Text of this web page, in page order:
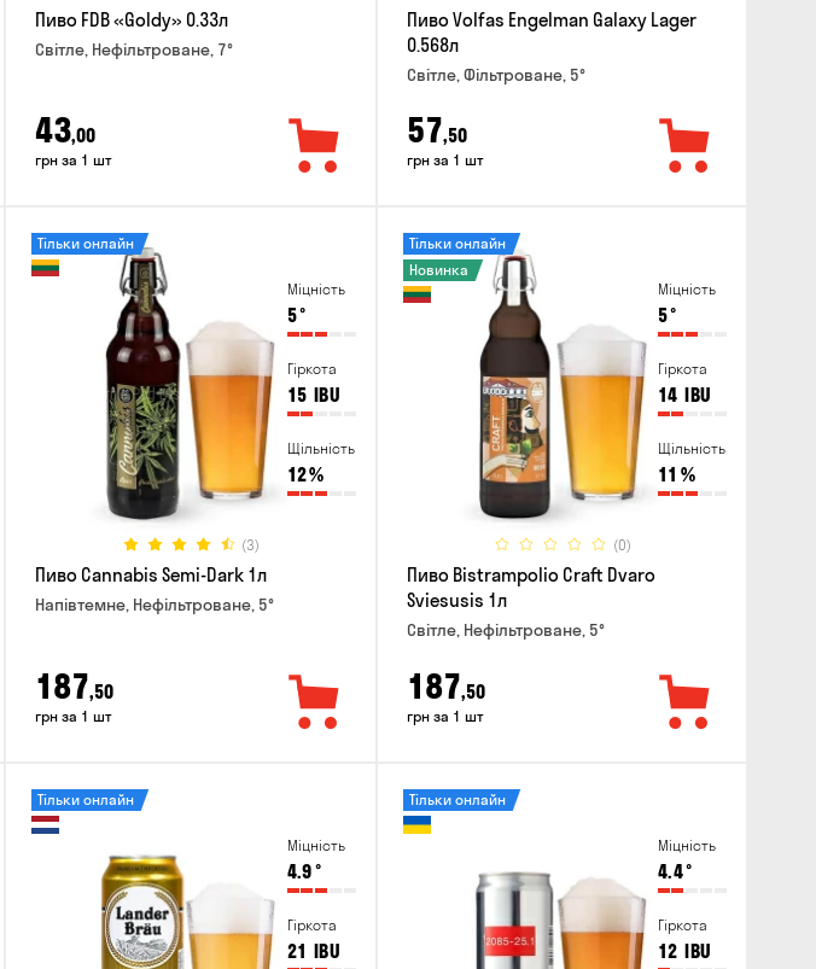
Пиво FDB «Goldy» 0.33л
Світле, Нефільтроване, 7°
43,00
грн за 1 шт
Пиво Volfas Engelman Galaxy Lager
0.568л
Світле, Фільтроване, 5°
57,50
грн за 1 шт
Міцність
5°
Гіркота
15 IBU
Щільність
12%
(3)
Тільки онлайн
Пиво Cannabis Semi-Dark 1л
Напівтемне, Нефільтроване, 5°
187,50
грн за 1 шт
Міцність
5°
Гіркота
14 IBU
Щільність
11 %
(0)
Тільки онлайн
Новинка
Пиво Bistrampolio Craft Dvaro
Sviesusis 1л
Світле, Нефільтроване, 5°
187,50
грн за 1 шт
Міцність
4.9°
Гіркота
21 IBU
Тільки онлайн
Міцність
4.4°
Гіркота
12 IBU
Тільки онлайн